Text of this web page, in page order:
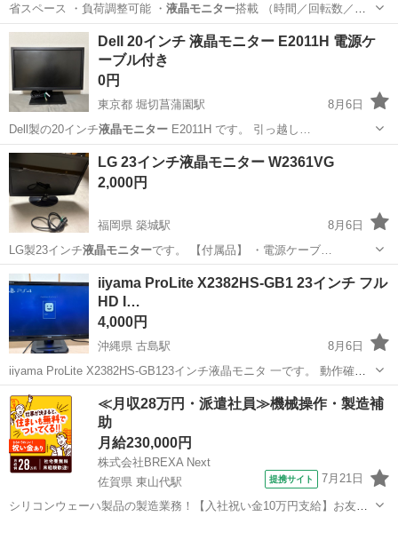
省スペース ・負荷調整可能 ・ 液晶モニター搭載 （時間／回転数／距
離／カロ…
静岡 富士宮市 富士根駅 その他
Dell 20インチ 液晶モニター E2011H 電源ケ
ーブル付き
0円
東京都 堀切菖蒲園駅
8月6日
Dell製の20インチ液晶モニター E2011H です。 引っ越し…
東京 葛飾区 堀切菖蒲園駅 周辺機器
LG 23インチ液晶モニター W2361VG
2,000円
福岡県 築城駅
8月6日
LG製23インチ液晶モニター です。 【付属品】 ・電源ケーブ…
福岡 築上郡
iiyama ProLite X2382HS-GB1 23インチ フル
HD I…
4,000円
沖縄県 古島駅
8月6日
iiyama ProLite X2382HS-GB123インチ液晶モニタ 一です。 動作確認
済みで、問題なく使用できます。 【付属品】 ・モニター本体 ・電源
ケーブル HDMI・DVI・D-SUB端子に対応しています。 ※H...
沖縄 浦添市 古島駅 周辺機器
≪月収28万円・派遣社員≫機械操作・製造補
助
月給230,000円
株式会社BREXA Next
佐賀県 東山代駅
提携サイト 7月21日
シリコンウェーハ製品の製造業務！【入社祝い金10万円支給】お友達